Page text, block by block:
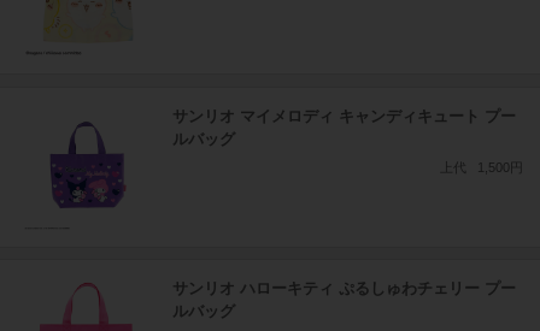
サンリオ マイメロディ キャンディキュート プー
ルバッグ
上代 1,500円
サンリオ ハローキティ ぷるしゅわチェリー プー
ルバッグ